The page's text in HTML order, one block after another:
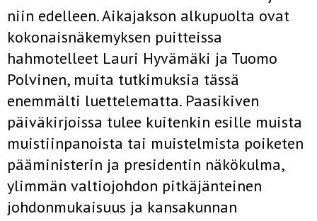
niin edelleen. Aikajakson alkupuolta ovat
kokonaisnäkemyksen puitteissa
hahmotelleet Lauri Hyvämäki ja Tuomo
Polvinen, muita tutkimuksia tässä
enemmälti luettelematta. Paasikiven
päiväkirjoissa tulee kuitenkin esille muista
muistiinpanoista tai muistelmista poiketen
pääministerin ja presidentin näkökulma,
ylimmän valtiojohdon pitkäjänteinen
johdonmukaisuus ja kansakunnan